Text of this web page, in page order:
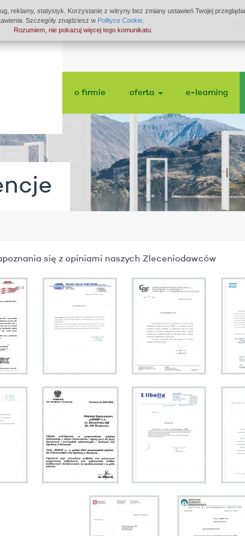
o firmie oferta e-learning
się z opiniami naszych Zleceniodawców
reklamy, statystyk. Korzystanie z witryny bez zmiany ustawień Twojej
Szczegóły znajdziesz w Polityce Cookie.
Rozumiem, nie pokazuj więcej tego komunikatu.